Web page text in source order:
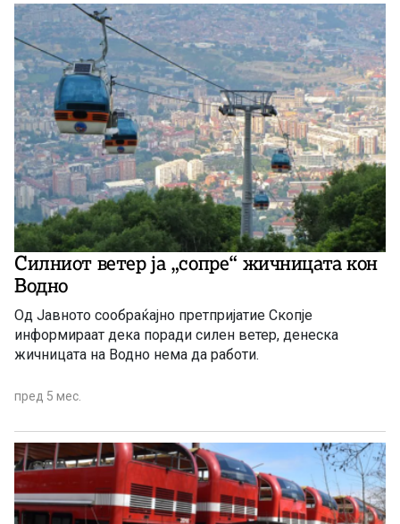
Силниот ветер ја „сопре“ жичницата кон
Водно
Од Јавното сообраќајно претпријатие Скопје
информираат дека поради силен ветер, денеска
жичницата на Водно нема да работи.
пред 5 мес.